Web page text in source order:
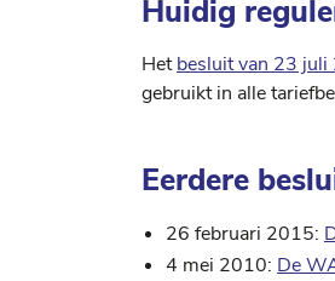
Huidig
Hetbesluit van 23
gebruikt in alle
Eerdere
26 februari 2015:
4 mei 2010: De